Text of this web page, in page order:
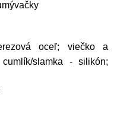
oceľ; viečko a
slamka - silikón;